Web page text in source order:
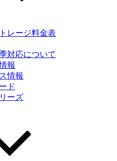
レージ料金表
対応について
報
情報
ド
ーズ